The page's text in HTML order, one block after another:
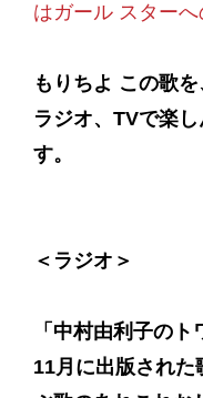
はガール スター
もりちよ この歌を
ラジオ、TVで楽
す。
＜ラジオ＞
「中村由利子のト
11月に出版され